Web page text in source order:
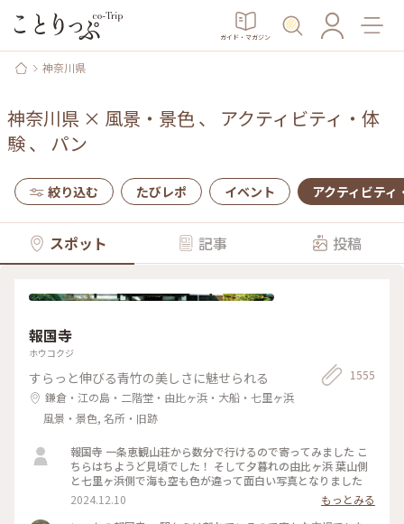
ガイド・マガジン
神奈川県
神奈川県 × 風景・景色、 アクティビティ・体
験、 パン
絞り込む たびレポ イベント アクティビティ
スポット 記事 投稿
報国寺
ホウコクジ
すらっと伸びる青竹の美しさに魅せられる
鎌倉・江の島・二階堂・由比ヶ浜・大船・七里ヶ浜
風景・景色, 名所・旧跡
1555
報国寺 一条恵観山荘から数分で行けるので寄ってみました こ
ちらはちようど見頃でした！ そして夕暮れの由比ヶ浜 葉山側
と七里ヶ浜側で海も空も色が違って面白い写真となりました
2024.12.10
もっとみる